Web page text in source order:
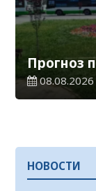
Прогноз
08.08.2026
НОВОСТИ